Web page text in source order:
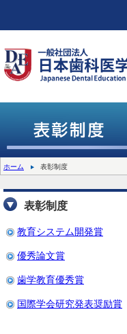
ホーム 表彰制度
表彰制度
教育システム開発賞
優秀論文賞
歯学教育優秀賞
国際学会研究発表奨励賞